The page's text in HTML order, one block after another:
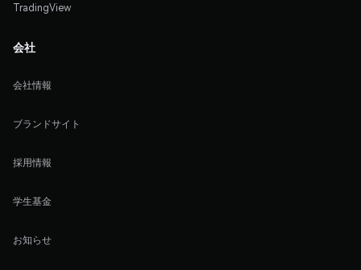
TradingView
会社
会社情報
ブランドサイト
採用情報
学生基金
お知らせ